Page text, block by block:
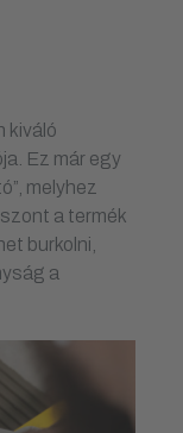
kiváló
Ez már egy
melyhez
a termék
burkolni,
a